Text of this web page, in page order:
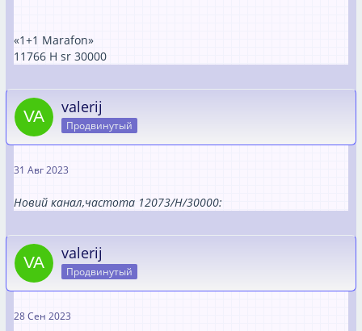
«1+1 Marafon»
11766 H sr 30000
valerij
Продвинутый
31 Авг 2023
Новий канал,частота 12073/H/30000:
valerij
Продвинутый
28 Сен 2023